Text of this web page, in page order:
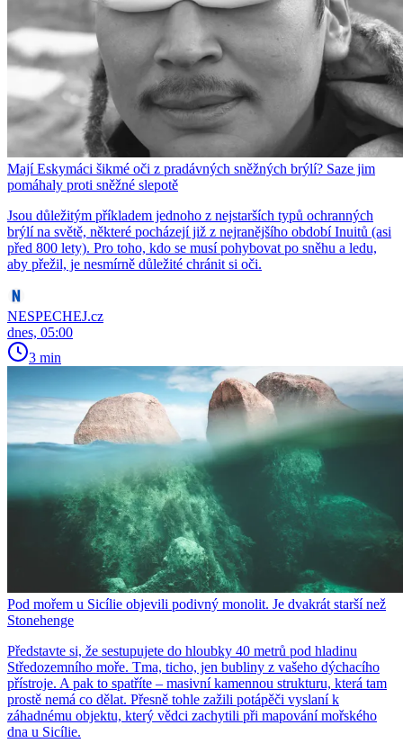
Mají Eskymáci šikmé oči z pradávných sněžných brýlí? Saze jim
pomáhaly proti sněžné slepotě
Jsou důležitým příkladem jednoho z nejstarších typů ochranných
brýlí na světě, některé pocházejí již z nejranějšího období Inuitů (asi
před 800 lety). Pro toho, kdo se musí pohybovat po sněhu a ledu,
aby přežil, je nesmírně důležité chránit si oči.
NESPECHEJ.cz
dnes, 05:00
3 min
Pod mořem u Sicílie objevili podivný monolit. Je dvakrát starší než
Stonehenge
Představte si, že sestupujete do hloubky 40 metrů pod hladinu
Středozemního moře. Tma, ticho, jen bubliny z vašeho dýchacího
přístroje. A pak to spatříte – masivní kamennou strukturu, která tam
prostě nemá co dělat. Přesně tohle zažili potápěči vyslaní k
záhadnému objektu, který vědci zachytili při mapování mořského
dna u Sicílie.